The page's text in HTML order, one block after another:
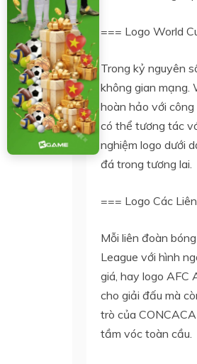
=== Logo World
Trong kỷ nguyên
không gian mạng.
hoàn hảo với
có thể tương tác
nghiệm logo dưới
đá trong tương lai.
=== Logo Các
Mỗi liên đoàn
League với hình
giá, hay logo AFC
cho giải đấu mà
trò của
tầm vóc toàn cầu.